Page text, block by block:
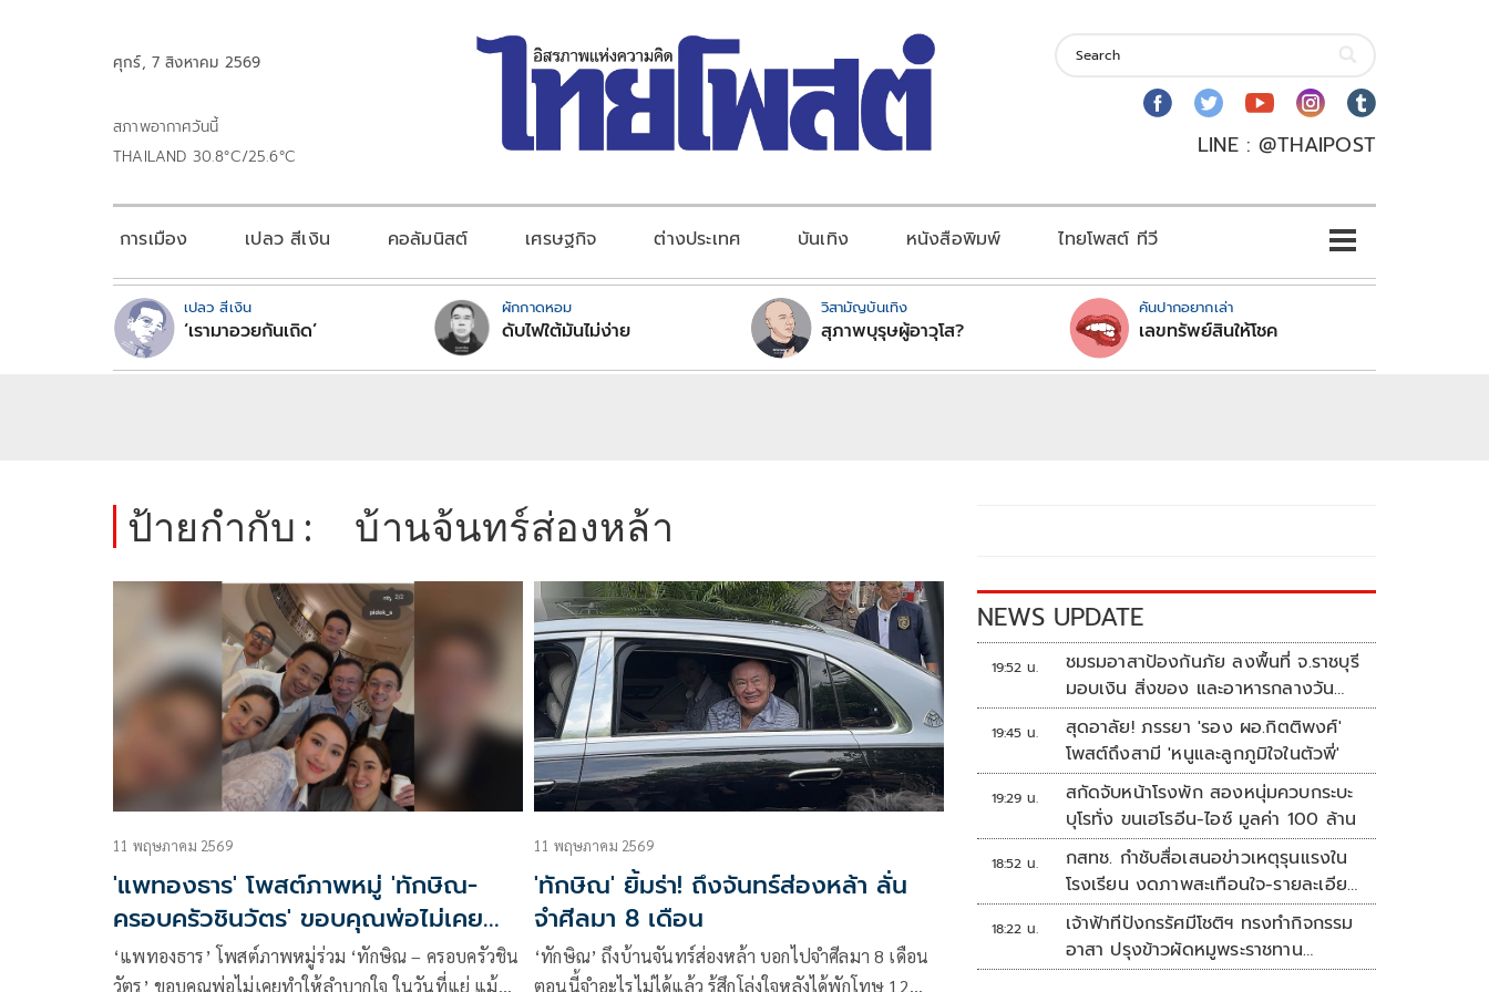
ศุกร์, 7 สิงหาคม 2569
สภาพอากาศวันนี้
THAILAND 30.8°C/25.6°C
LINE : @THAIPOST
การเมือง เปลว สีเงิน คอลัมนิสต์ เศรษฐกิจ ต่างประเทศ บันเทิง หนังสือพิมพ์ ไทยโพสต์ ทีวี
เปลว สีเงิน
‘เรามาอวยกันเถิด’
ผักกาดหอม
ดับไฟใต้มันไม่ง่าย
วิสามัญบันเทิง
สุภาพบุรุษผู้อาวุโส?
คันปากอยากเล่า
เลขทรัพย์สินให้โชค
ป้ายกำกับ : บ้านจ้นทร์ส่องหล้า
11 พฤษภาคม 2569
'แพทองธาร' โพสต์ภาพหมู่ 'ทักษิณ-
ครอบครัวชินวัตร' ขอบคุณพ่อไม่เคย
ทำให้ลำบากใจ
‘แพทองธาร’ โพสต์ภาพหมู่ร่วม ‘ทักษิณ – ครอบครัวชิน
วัตร’ ขอบคุณพ่อไม่เคยทำให้ลำบากใจ ในวันที่แย่ แม้ตัว
11 พฤษภาคม 2569
'ทักษิณ' ยิ้มร่า! ถึงจันทร์ส่องหล้า ลั่น
จำศีลมา 8 เดือน
‘ทักษิณ’ ถึงบ้านจันทร์ส่องหล้า บอกไปจำศีลมา 8 เดือน
ตอนนี้จำอะไรไม่ได้แล้ว รู้สึกโล่งใจหลังได้พักโทษ 12
NEWS UPDATE
19:52 น.
ชมรมอาสาป้องกันภัย ลงพื้นที่ จ.ราชบุรี
มอบเงิน สิ่งของ และอาหารกลางวัน
แก่โรงเรียนบ้านหนองน้ำใส
19:45 น.
สุดอาลัย! ภรรยา 'รอง ผอ.กิตติพงศ์'
โพสต์ถึงสามี 'หนูและลูกภูมิใจในตัวพี่'
19:29 น.
สกัดจับหน้าโรงพัก สองหนุ่มควบกระบะ
บุโรทั่ง ขนเฮโรอีน-ไอซ์ มูลค่า 100 ล้าน
18:52 น.
กสทช. กำชับสื่อเสนอข่าวเหตุรุนแรงใน
โรงเรียน งดภาพสะเทือนใจ-รายละเอียด
เสี่ยงเลียนแบบ
18:22 น.
เจ้าฟ้าทีปังกรรัศมีโชติฯ ทรงทำกิจกรรม
อาสา ปรุงข้าวผัดหมูพระราชทาน
ประชาชน